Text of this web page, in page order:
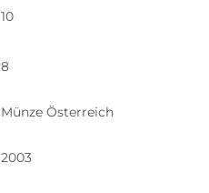
10
8
Münze Österreich
2003